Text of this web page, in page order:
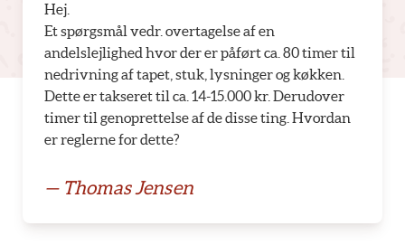
Hej.
Et spørgsmål vedr. overtagelse af en
andelslejlighed hvor der er påført ca. 80 timer til
nedrivning af tapet, stuk, lysninger og køkken.
Dette er takseret til ca. 14-15.000 kr. Derudover
timer til genoprettelse af de disse ting. Hvordan
er reglerne for dette?
— Thomas Jensen